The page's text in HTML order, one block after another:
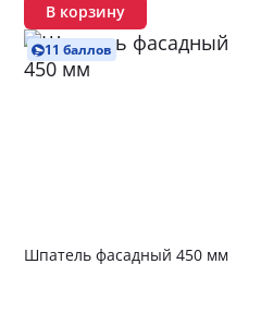
В корзину
11 баллов
Шпатель фасадный 450 мм